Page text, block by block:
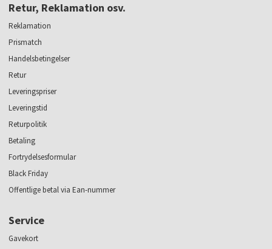
Retur, Reklamation osv.
Reklamation
Prismatch
Handelsbetingelser
Retur
Leveringspriser
Leveringstid
Returpolitik
Betaling
Fortrydelsesformular
Black Friday
Offentlige betal via Ean-nummer
Service
Gavekort